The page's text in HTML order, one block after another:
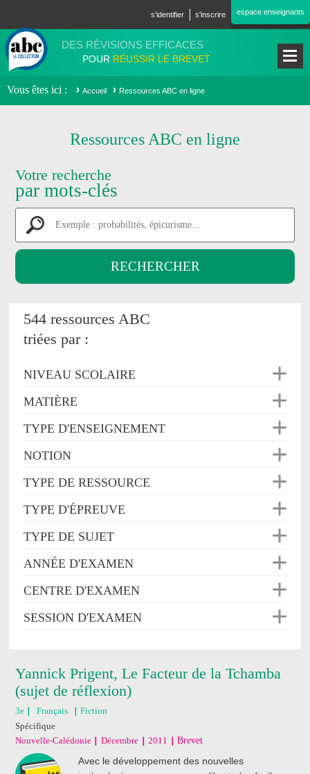
s'identifier s'inscrire espace enseignants
DES RÉVISIONS EFFICACES
POUR RÉUSSIR LE BREVET
Vous êtes ici Accueil Ressources ABC en ligne
Ressources ABC en ligne
Votre recherche
par mots-clés
544 ressources ABC
triées par :
NIVEAU SCOLAIRE
MATIÈRE
TYPE D'ENSEIGNEMENT
NOTION
TYPE DE RESSOURCE
TYPE D'ÉPREUVE
TYPE DE SUJET
ANNÉE D'EXAMEN
CENTRE D'EXAMEN
SESSION D'EXAMEN
Yannick Prigent, Le Facteur de la Tchamba
(sujet de réflexion)
3e Français
Fiction
Spécifique
Nouvelle-Calédonie
Décembre 2011 Brevet
Avec le développement des nouvelles